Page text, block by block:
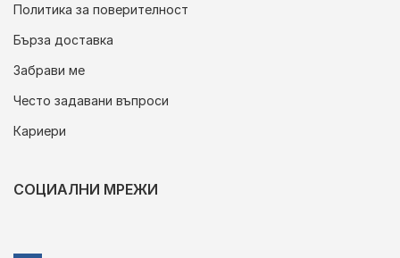
Политика за поверителност
Бърза доставка
Забрави ме
Често задавани въпроси
Кариери
СОЦИАЛНИ МРЕЖИ